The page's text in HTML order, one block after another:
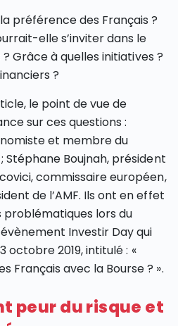
préférence des Français ?
elle s’inviter dans le
Grâce à quelles initiatives ?
?
le point de vue de
sur ces questions :
et membre du
Stéphane Boujnah, président
commissaire européen,
de l’AMF. Ils ont en effet
lors du
Investir Day qui
octobre 2019, intitulé : «
Français avec la Bourse ? ».
peur du risque et